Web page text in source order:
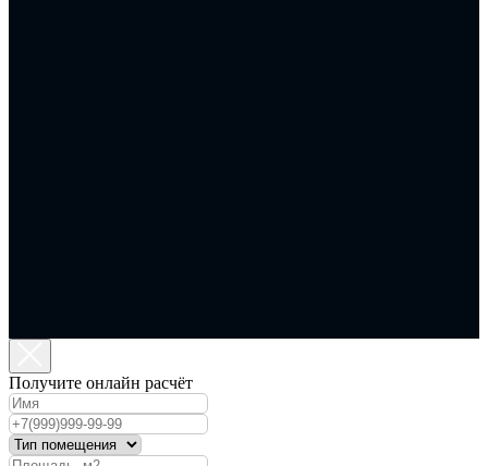
Получите онлайн расчёт